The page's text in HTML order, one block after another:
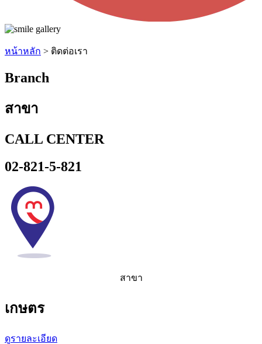
หน้าหลัก > ติดต่อเรา
Branch
สาขา
CALL CENTER
02-821-5-821
สาขา
เกษตร​
ดูรายละเอียด